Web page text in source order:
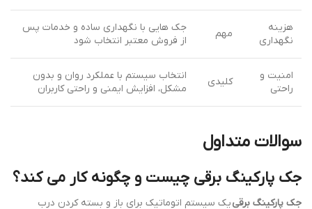
هزینه
نگهداری
مهم
جک هایی با نگهداری ساده و خدمات پس
از فروش معتبر انتخاب شود
امنیت و
راحتی
کلیدی
انتخاب سیستم با عملکرد روان و بدون
مشکل، افزایش ایمنی و راحتی کاربران
سوالات متداول
جک پارکینگ برقی چیست و چگونه کار می کند؟
جک پارکینگ برقییک سیستم اتوماتیک برای باز و بسته کردن درب